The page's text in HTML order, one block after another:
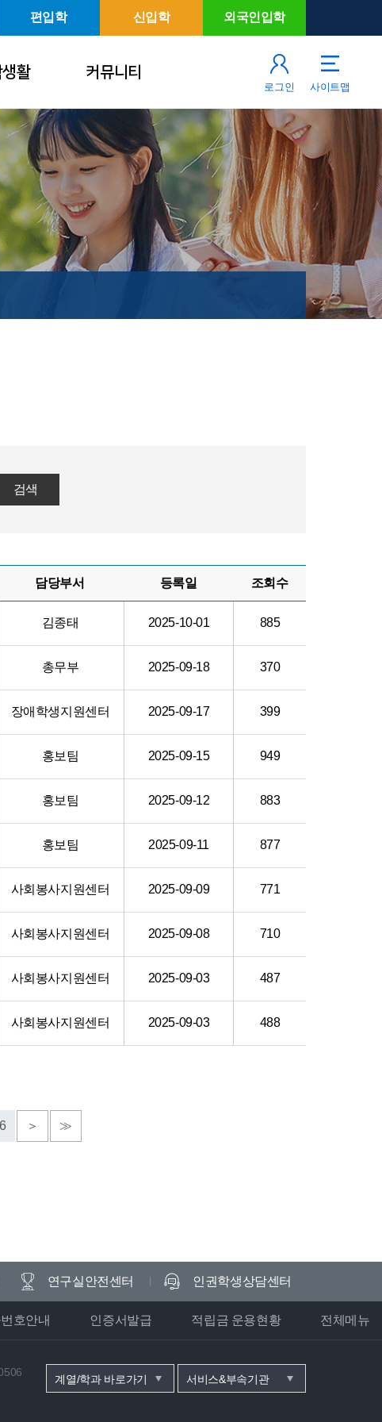
편입학 신입학 외국인입학
활 커뮤니티
로그인 사이트맵
검색
담당부서 등록일 조회수
김종태 2025-10-01 885
총무부 2025-09-18 370
장애학생지원센터 2025-09-17 399
홍보팀 2025-09-15 949
홍보팀 2025-09-12 883
홍보팀 2025-09-11 877
사회봉사지원센터 2025-09-09 771
사회봉사지원센터 2025-09-08 710
사회봉사지원센터 2025-09-03 487
사회봉사지원센터 2025-09-03 488
＞ ≫
연구실안전센터 인권학생상담센터
호안내 인증서발급 적립금 운용현황 전체메뉴
계열/학과 바로가기 서비스&부속기관